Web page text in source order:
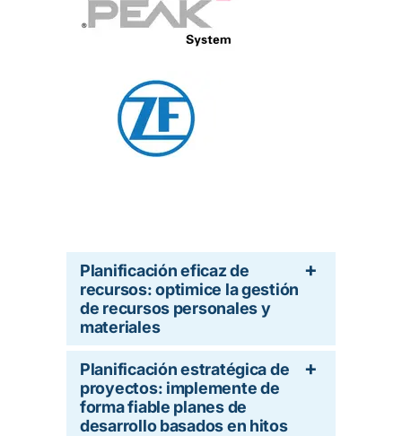
Planificación eficaz de
recursos: optimice la gestión
de recursos personales y
materiales
Planificación estratégica de
proyectos: implemente de
forma fiable planes de
desarrollo basados en hitos